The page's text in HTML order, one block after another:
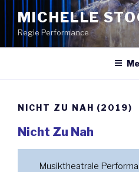
Inhalt
springen
MICHELLE
Regie Performance
NICHT ZU NAH (2019)
Nicht Zu Nah
Musiktheatrale